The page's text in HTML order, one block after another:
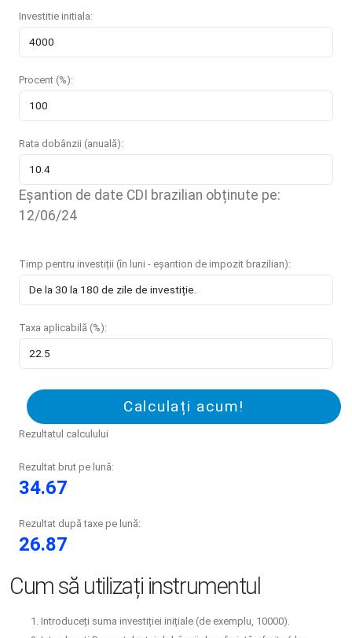
Investitie initiala:
Procent (%):
Rata dobânzii (anuală):
Eșantion de date CDI brazilian obținute pe:
12/06/24
Timp pentru investiții (în luni - eșantion de impozit brazilian):
Taxa aplicabilă (%):
Calculați acum!
Rezultatul calculului
Rezultat brut pe lună:
34.67
Rezultat după taxe pe lună:
26.87
Cum să utilizați instrumentul
Introduceți suma investiției inițiale (de exemplu, 10000).